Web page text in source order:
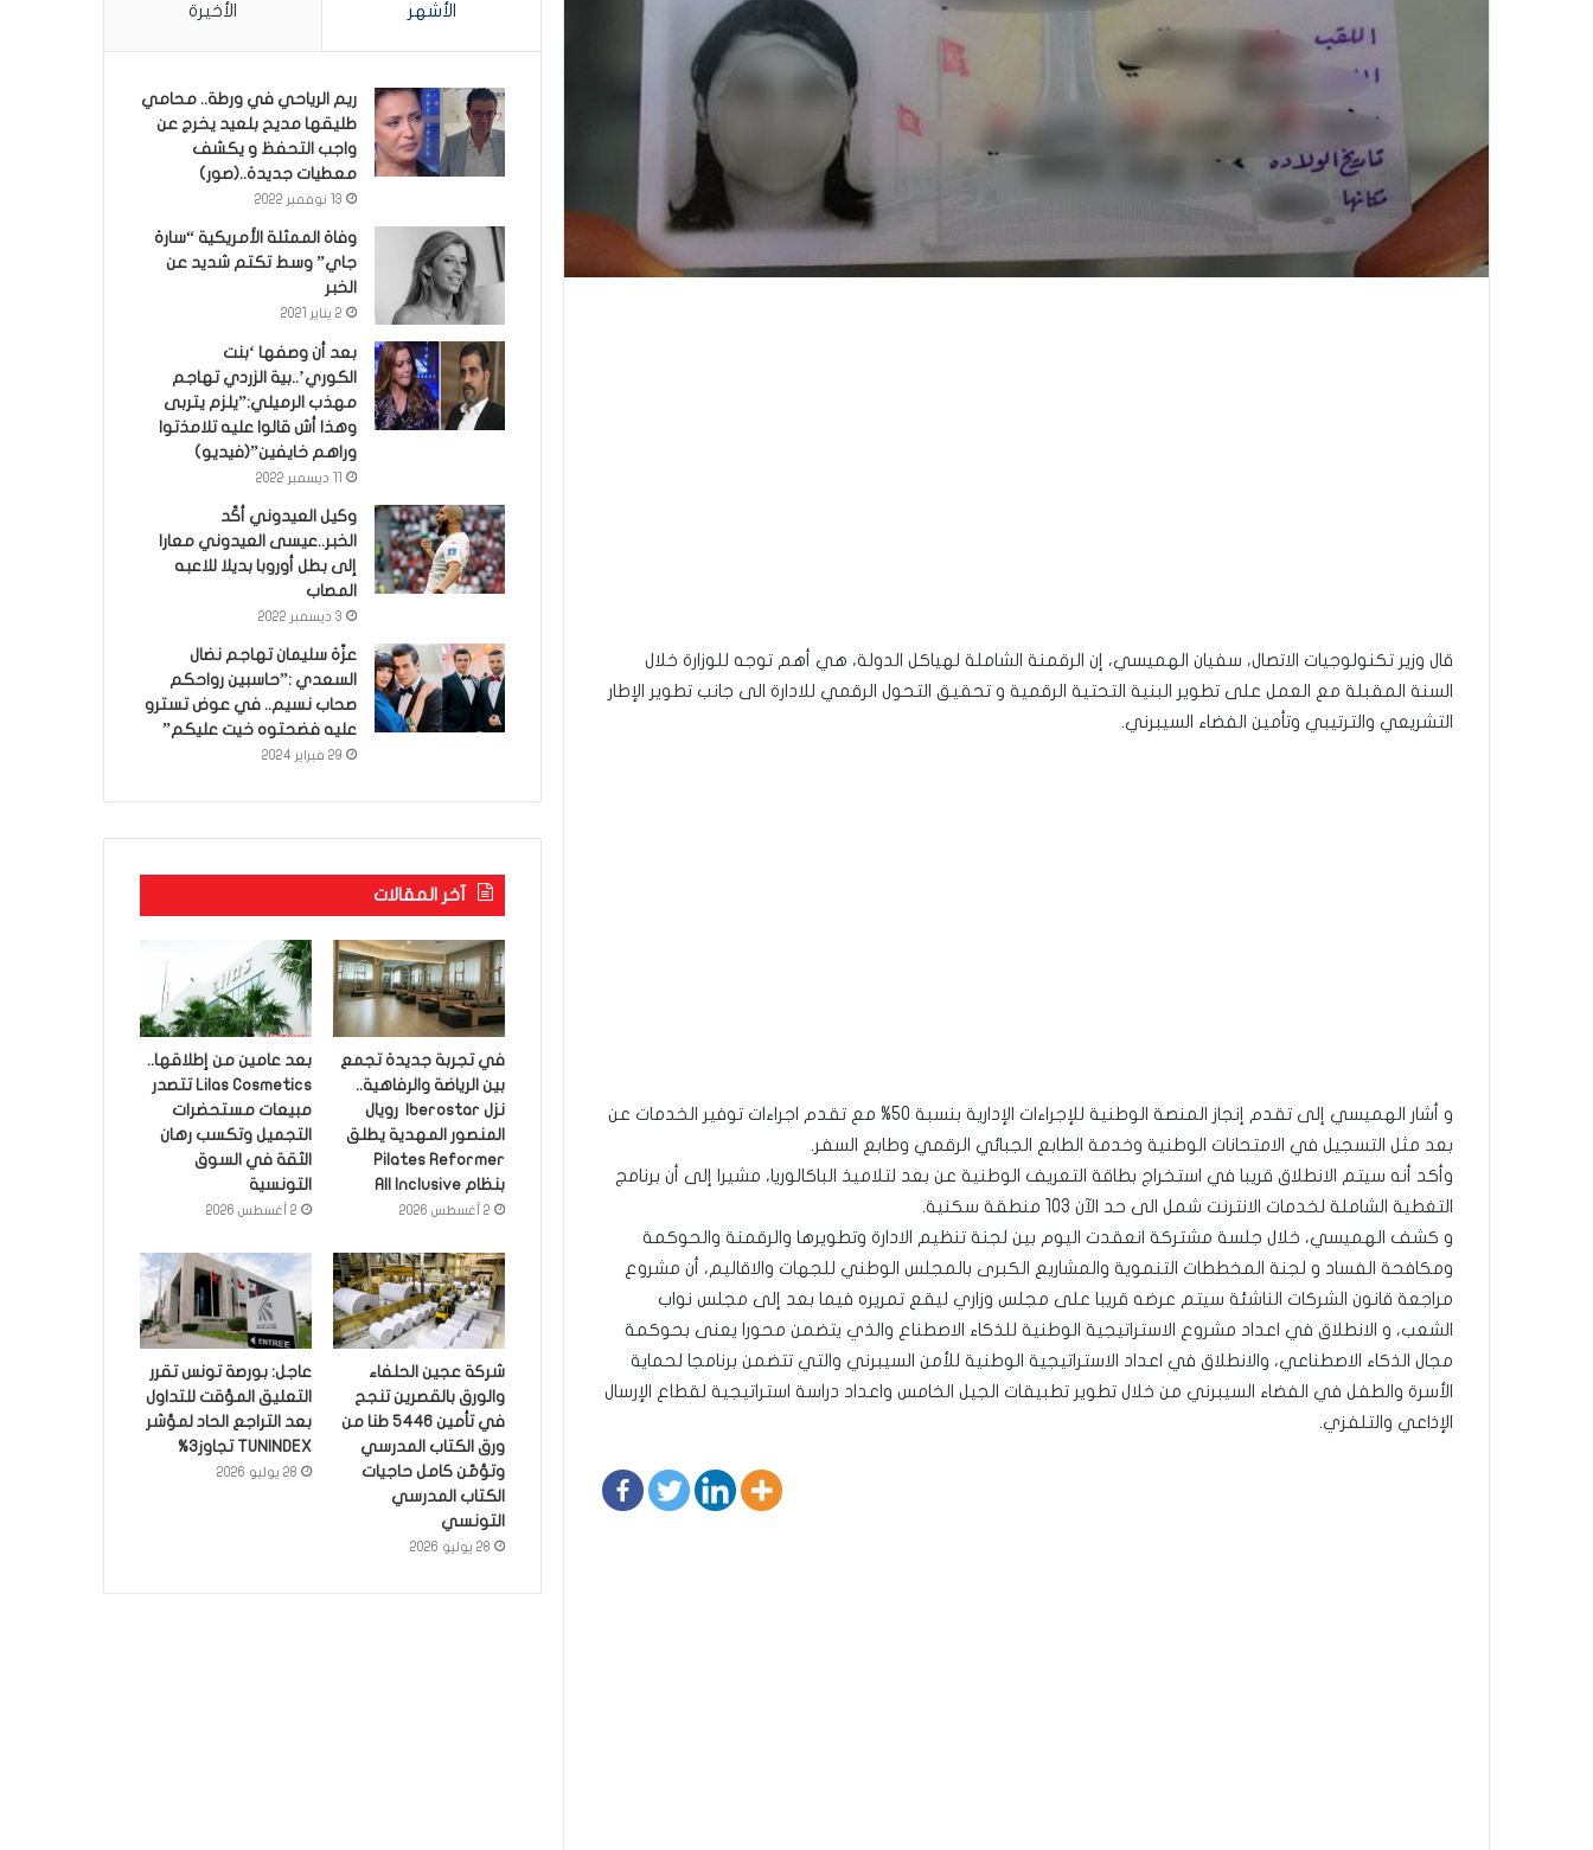
قال وزير تكنولوجيات الاتصال، سفيان الهميسي، إن الرقمنة الشاملة لهياكل الدولة، هي أهم توجه للوزارة خلال
السنة المقبلة مع العمل على تطوير البنية التحتية الرقمية و تحقيق التحول الرقمي للادارة الى جانب تطوير الإطار
التشريعي والترتيبي وتأمين الفضاء السيبرني.
و أشار الهميسي إلى تقدم إنجاز المنصة الوطنية للإجراءات الإدارية بنسبة 50% مع تقدم اجراءات توفير الخدمات عن
بعد مثل التسجيل في الامتحانات الوطنية وخدمة الطابع الجبائي الرقمي وطابع السفر.
وأكد أنه سيتم الانطلاق قريبا في استخراج بطاقة التعريف الوطنية عن بعد لتلاميذ الباكالوريا، مشيرا إلى أن برنامج
التغطية الشاملة لخدمات الانترنت شمل الى حد الآن 103 منطقة سكنية.
و كشف الهميسي، خلال جلسة مشتركة انعقدت اليوم بين لجنة تنظيم الادارة وتطويرها والرقمنة والحوكمة
ومكافحة الفساد و لجنة المخططات التنموية والمشاريع الكبرى بالمجلس الوطني للجهات والاقاليم، أن مشروع
مراجعة قانون الشركات الناشئة سيتم عرضه قريبا على مجلس وزاري ليقع تمريره فيما بعد إلى مجلس نواب
الشعب، و الانطلاق في اعداد مشروع الاستراتيجية الوطنية للذكاء الاصطناع والذي يتضمن محورا يعنى بحوكمة
مجال الذكاء الاصطناعي، والانطلاق في اعداد الاستراتيجية الوطنية للأمن السيبرني والتي تتضمن برنامجا لحماية
الأسرة والطفل في الفضاء السيبرني من خلال تطوير تطبيقات الجيل الخامس واعداد دراسة استراتيجية لقطاع الإرسال
الإذاعي والتلفزي.
الأشهر الأخيرة
ريم الرياحي في ورطة.. محامي
طليقها مديح بلعيد يخرج عن
واجب التحفظ و يكشف
معطيات جديدة..(صور)
13 نوفمبر 2022
وفاة الممثلة الأمريكية “سارة
جاي” وسط تكتم شديد عن
الخبر
2 يناير 2021
بعد أن وصفها ‘بنت
الكوري’..بية الزردي تهاجم
مهذب الرميلي:”يلزم يتربى
وهذا أش قالوا عليه تلامذتوا
وراهم خايفين”(فيديو)
وكيل العيدوني أكّد
الخبر..عيسى العيدوني معارا
إلى بطل أوروبا بديلا للاعبه
المصاب
3 ديسمبر 2022
عزّة سليمان تهاجم نضال
السعدي :”حاسبين رواحكم
صحاب نسيم.. في عوض تسترو
عليه فضحتوه خيت عليكم”
29 فبراير 2024
آخر المقالات
في تجربة جديدة تجمع
بين الرياضة والرفاهية..
نزل Iberostar رويال
المنصور المهدية يطلق
Pilates Reformer
بنظام All Inclusive
2 أغسطس 2026
بعد عامين من إطلاقها..
Lilas Cosmetics تتصدر
مبيعات مستحضرات
التجميل وتكسب رهان
الثقة في السوق
التونسية
2 أغسطس 2026
شركة عجين الحلفاء
والورق بالقصرين تنجح
في تأمين 5446 طنا من
ورق الكتاب المدرسي
وتؤمّن كامل حاجيات
الكتاب المدرسي
التونسي
28 يوليو 2026
عاجل: بورصة تونس تقرر
التعليق المؤقت للتداول
بعد التراجع الحاد لمؤشر
TUNINDEX تجاوز3%
28 يوليو 2026